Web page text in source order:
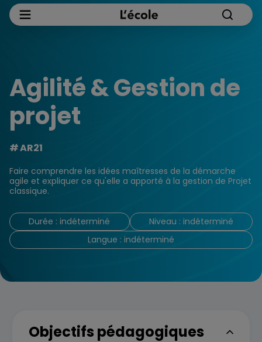
Agilité & Gestion de
projet
AR21
Faire comprendre les idées maîtresses de la démarche
agile et expliquer ce qu'elle a apporté à la gestion de Projet
classique.
Durée : indéterminé
Niveau : indéterminé
Langue : indéterminé
Objectifs pédagogiques